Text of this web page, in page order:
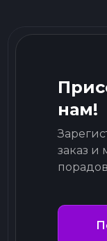
нам!
заказ и